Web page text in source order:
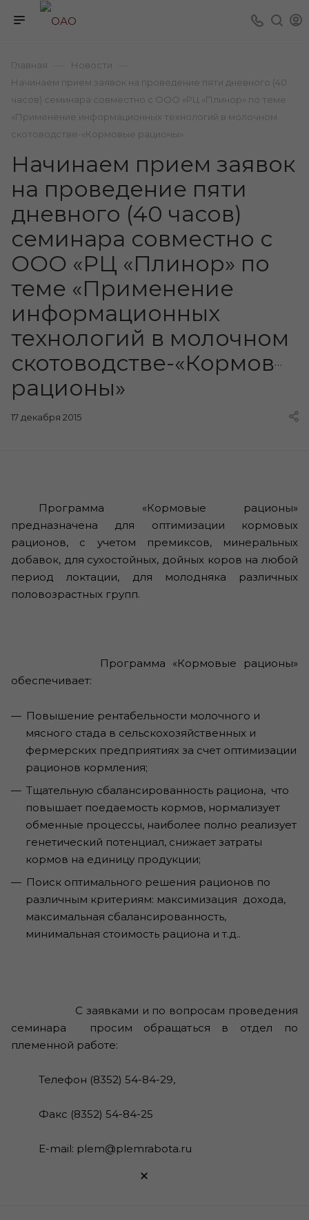
Главная Новости
Начинаем прием заявок на проведение пяти дневного (40
часов) семинара совместно с ООО «РЦ «Плинор» по теме
«Применение информационных технологий в молочном
скотоводстве-«Кормовые рационы»
Начинаем прием заявок
на проведение пяти
дневного (40 часов)
семинара совместно с
ООО «РЦ «Плинор» по
теме «Применение
информационных
технологий в молочном
скотоводстве-«Кормовые
рационы»
17 декабря 2015
Программа «Кормовые рационы»
предназначена для оптимизации кормовых
рационов, c учетом премиксов, минеральных
добавок, для сухостойных, дойных коров на любой
период локтации, для молодняка различных
половозрастных групп.
Программа «Кормовые рационы»
обеспечивает:
Повышение рентабельности молочного и
мясного стада в сельскохозяйственных и
фермерских предприятиях за счет оптимизации
рационов кормления;
Тщательную сбалансированность рациона, что
повышает поедаемость кормов, нормализует
обменные процессы, наиболее полно реализует
генетический потенциал, снижает затраты
кормов на единицу продукции;
Поиск оптимального решения рационов по
различным критериям: максимизация дохода,
максимальная сбалансированность,
минимальная стоимость рациона и т.д..
С заявками и по вопросам проведения
семинара просим обращаться в отдел по
племенной работе:
Телефон (8352) 54-84-29,
Факс (8352) 54-84-25
E-mail: plem@plemrabota.ru
×